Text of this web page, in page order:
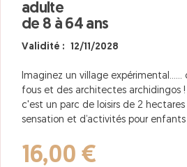
adulte
de 8 à 64 ans
Validité : 12/11/2028
Imaginez un village expérimental...…
fous et des architectes archidingos !
c'est un parc de loisirs de 2
sensation et d’activités pour
16,00 €